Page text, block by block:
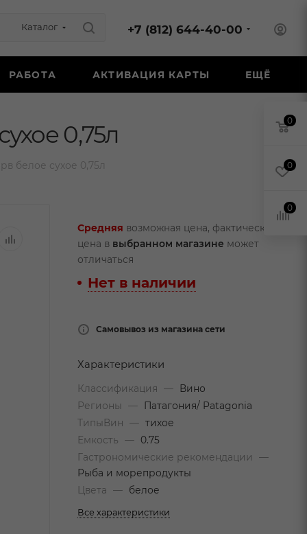
Каталог +7 (812) 644-40-00
РАБОТА АКТИВАЦИЯ КАРТЫ ЕЩЁ
0,75л
белое сухое 0,75л
Средняя возможная цена, фактическая
цена в выбранном магазине может
отличаться
Нет в наличии
Самовывоз из магазина сети
Характеристики
Классификация —
Вино
Регионы
—
Патагония/ Patagonia
ТипыВин
— тихое
Емкость
—
0.75
Гастрономические рекомендации
—
Рыба и морепродукты
Цвета
— белое
Все характеристики
0
0
0